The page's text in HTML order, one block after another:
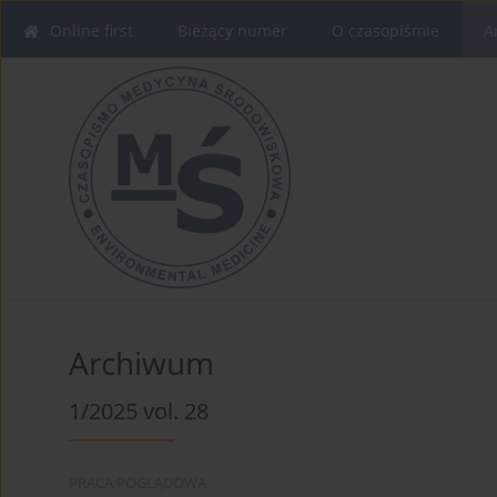
Online first Bieżący numer O czasopiśmie
Archiwum
1/2025 vol. 28